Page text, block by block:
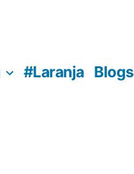
#Laranja Blogs